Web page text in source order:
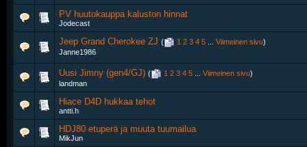
PV huutokauppa kaluston hinnat
Jodecast
Jeep Grand Cherokee ZJ ( 1 2 3 4 5 Viimeinen sivu)
Janne1986
Uusi Jimny (gen4/GJ) ( 1 2 3 4 5 Viimeinen sivu)
landman
Hiace D4D hukkaa tehot
antti.h
HDJ80 etuperä ja muuta tuumailua
MikJun